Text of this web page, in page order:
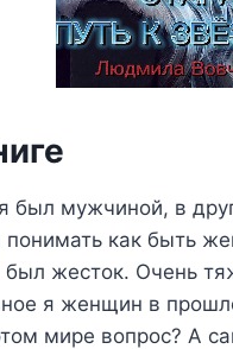
был мужчиной, в
понимать как быть
жесток. Очень
я женщин в
мире вопрос? А